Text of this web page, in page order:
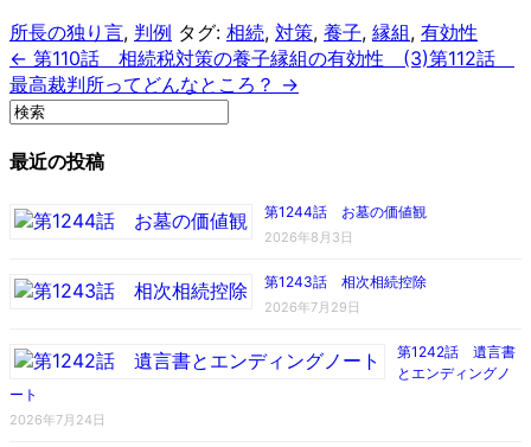
所長の独り言, 判例 タグ: 相続, 対策, 養子, 縁組, 有効性
← 第110話 相続税対策の養子縁組の有効性 (3)第112話
最高裁判所ってどんなところ？ →
最近の投稿
第1244話 お墓の価値観
2026年8月3日
第1243話 相次相続控除
2026年7月29日
第1242話 遺言書
とエンディングノ
ート
2026年7月24日